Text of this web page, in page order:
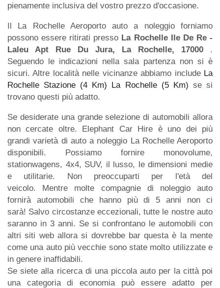
pienamente inclusiva del vostro prezzo d'occasione.
Il La Rochelle Aeroporto auto a noleggio forniamo
possono essere ritirati presso La Rochelle Ile De Re -
Laleu Apt Rue Du Jura, La Rochelle, 17000 .
Seguendo le indicazioni nella sala partenza non si è
sicuri. Altre località nelle vicinanze abbiamo include La
Rochelle Stazione (4 Km) La Rochelle (5 Km) se si
trovano questi più adatto.
Se desiderate una grande selezione di automobili allora
non cercate oltre. Elephant Car Hire è uno dei più
grandi varietà di auto a noleggio La Rochelle Aeroporto
disponibili. Possiamo fornire monovolume,
stationwagens, 4x4, SUV, il lusso, le dimensioni medie
e utilitarie. Non preoccuparti per l'età del
veicolo. Mentre molte compagnie di noleggio auto
fornirà automobili che hanno più di 5 anni non ci
sarà! Salvo circostanze eccezionali, tutte le nostre auto
saranno in 3 anni. Se si confrontano le automobili con
altri siti web allora si dovrebbe bar questa è la mente
come una auto più vecchie sono state molto utilizzate e
in genere inaffidabili.
Se siete alla ricerca di una piccola auto per la città poi
una categoria di economia può essere adatto per